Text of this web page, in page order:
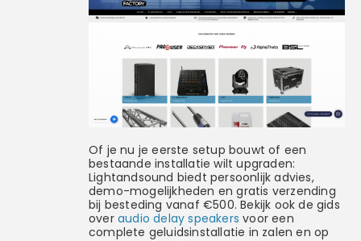
Of je nu je eerste setup bouwt of een
bestaande installatie wilt upgraden:
Lightandsound biedt persoonlijk advies,
demo-mogelijkheden en gratis verzending
bij besteding vanaf €500. Bekijk ook de gids
over audio delay speakers voor een
complete geluidsinstallatie in zalen en op